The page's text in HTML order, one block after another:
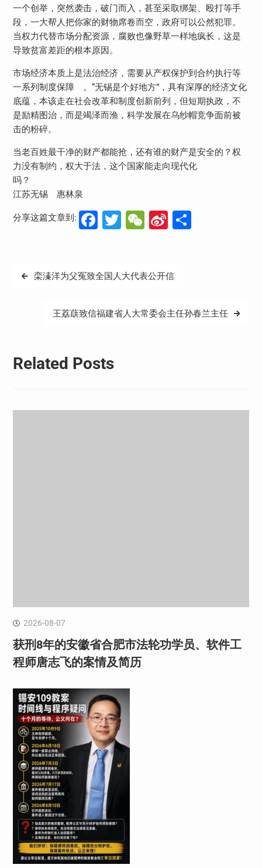
一个创举，突然袭击，破门而入，甚至采取绑架、殴打等手
段，一大帮人把你家的财物席卷而空，政府可以公然犯罪。
当权力代替市场分配资源，腐败也像野草一样地疯长，这是
导致贫富差距的根本原因。
市场经济本质上是法治经济，需要从产权保护到合约执行等
一系列制度保障 。“无锡是个好地方”，具有深厚的经济文化
底蕴，本该走在社会改革和制度创新前列，但短期执政，不
是励精图治，而是竭泽而渔，科学发展在乌纱帽竞争面前被
击的粉碎。
当老百姓最干净的财产都能抢，还有谁的财产是安全的？权
力没有制约，权大于法，这个国家能走向现代化
吗？
江苏无锡 惠林泉
分享这篇文章到: Facebook
Twitter
WeChat
Sina分
文
栾溱洋为父冤致全国人大代表公开信
王荔蕻致信福建省人大常委会主任孙春兰主任
Related Posts
2026-08-07
获刑8年的安徽省合肥市法轮功学员、软件工
程师唐志飞的案情及简历